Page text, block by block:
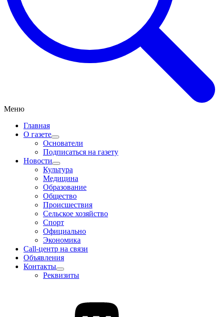
Меню
Главная
О газете
Основатели
Подписаться на газету
Новости
Культура
Медицина
Образование
Общество
Происшествия
Сельское хозяйство
Спорт
Официально
Экономика
Call-центр на связи
Объявления
Контакты
Реквизиты